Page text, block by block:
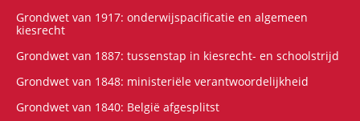
Grondwet van 1917: onderwijspacificatie en algemeen
kiesrecht
Grondwet van 1887: tussenstap in kiesrecht- en schoolstrijd
Grondwet van 1848: ministeriële verantwoordelijkheid
Grondwet van 1840: België afgesplitst